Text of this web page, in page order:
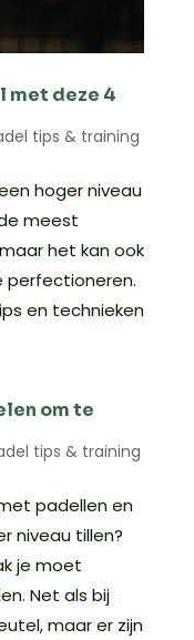
met deze 4
tips & training
hoger niveau
meest
het kan ook
perfectioneren.
en technieken
om te
tips & training
padellen en
niveau tillen?
je moet
Net als bij
maar er zijn